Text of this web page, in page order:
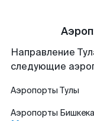
Направление
следующие
Аэропорты Тулы
Аэропорты Бишкека